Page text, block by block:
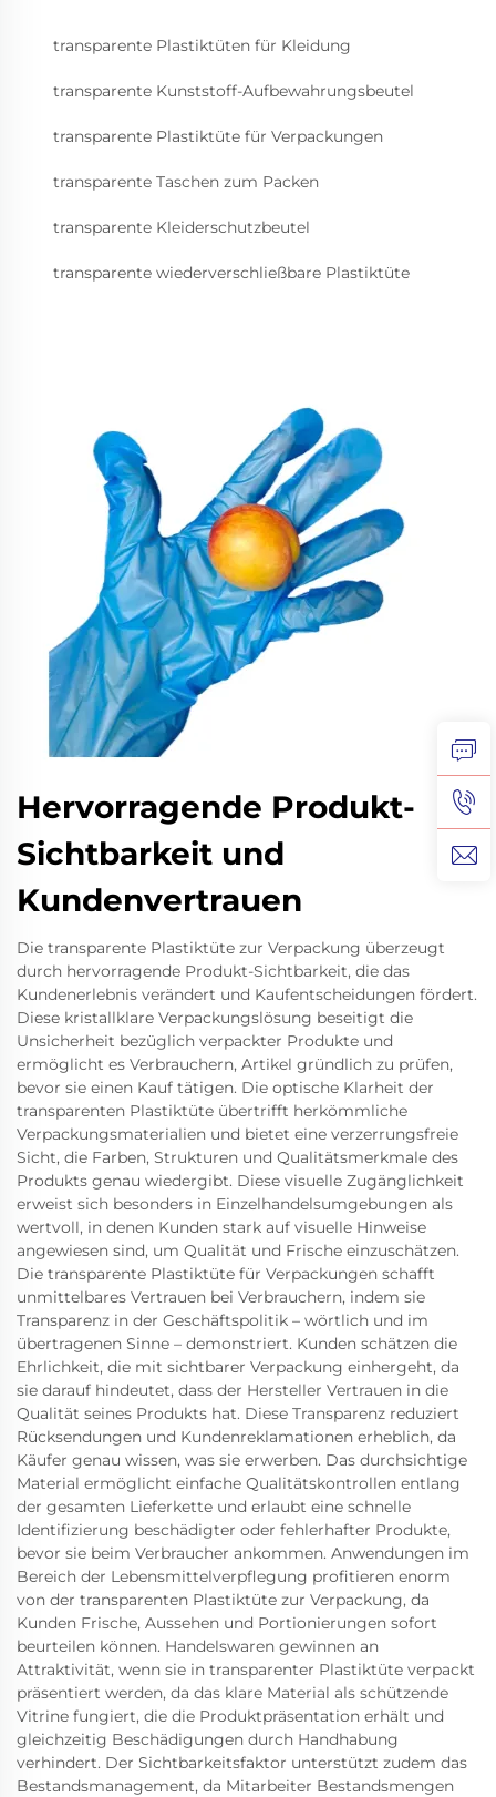
transparente Plastiktüten für Kleidung
transparente Kunststoff-Aufbewahrungsbeutel
transparente Plastiktüte für Verpackungen
transparente Taschen zum Packen
transparente Kleiderschutzbeutel
transparente wiederverschließbare Plastiktüte
Hervorragende Produkt-
Sichtbarkeit und
Kundenvertrauen
Die transparente Plastiktüte zur Verpackung überzeugt
durch hervorragende Produkt-Sichtbarkeit, die das
Kundenerlebnis verändert und Kaufentscheidungen fördert.
Diese kristallklare Verpackungslösung beseitigt die
Unsicherheit bezüglich verpackter Produkte und
ermöglicht es Verbrauchern, Artikel gründlich zu prüfen,
bevor sie einen Kauf tätigen. Die optische Klarheit der
transparenten Plastiktüte übertrifft herkömmliche
Verpackungsmaterialien und bietet eine verzerrungsfreie
Sicht, die Farben, Strukturen und Qualitätsmerkmale des
Produkts genau wiedergibt. Diese visuelle Zugänglichkeit
erweist sich besonders in Einzelhandelsumgebungen als
wertvoll, in denen Kunden stark auf visuelle Hinweise
angewiesen sind, um Qualität und Frische einzuschätzen.
Die transparente Plastiktüte für Verpackungen schafft
unmittelbares Vertrauen bei Verbrauchern, indem sie
Transparenz in der Geschäftspolitik – wörtlich und im
übertragenen Sinne – demonstriert. Kunden schätzen die
Ehrlichkeit, die mit sichtbarer Verpackung einhergeht, da
sie darauf hindeutet, dass der Hersteller Vertrauen in die
Qualität seines Produkts hat. Diese Transparenz reduziert
Rücksendungen und Kundenreklamationen erheblich, da
Käufer genau wissen, was sie erwerben. Das durchsichtige
Material ermöglicht einfache Qualitätskontrollen entlang
der gesamten Lieferkette und erlaubt eine schnelle
Identifizierung beschädigter oder fehlerhafter Produkte,
bevor sie beim Verbraucher ankommen. Anwendungen im
Bereich der Lebensmittelverpflegung profitieren enorm
von der transparenten Plastiktüte zur Verpackung, da
Kunden Frische, Aussehen und Portionierungen sofort
beurteilen können. Handelswaren gewinnen an
Attraktivität, wenn sie in transparenter Plastiktüte verpackt
präsentiert werden, da das klare Material als schützende
Vitrine fungiert, die die Produktpräsentation erhält und
gleichzeitig Beschädigungen durch Handhabung
verhindert. Der Sichtbarkeitsfaktor unterstützt zudem das
Bestandsmanagement, da Mitarbeiter Bestandsmengen